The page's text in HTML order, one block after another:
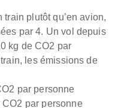
train plutôt qu’en avion,
par 4. Un vol depuis
kg de CO2 par
les émissions de
par personne
par personne